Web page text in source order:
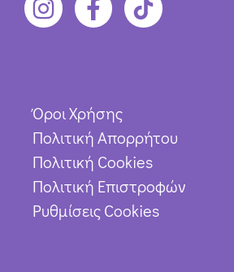
Όροι Χρήσης
Πολιτική Απορρήτου
Πολιτική Cookies
Πολιτική Επιστροφών
Ρυθμίσεις Cookies